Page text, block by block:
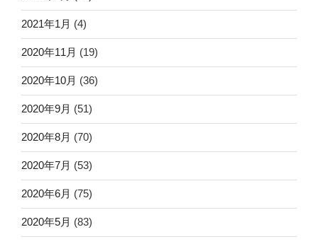
2021年1月 (4)
2020年11月 (19)
2020年10月 (36)
2020年9月 (51)
2020年8月 (70)
2020年7月 (53)
2020年6月 (75)
2020年5月 (83)